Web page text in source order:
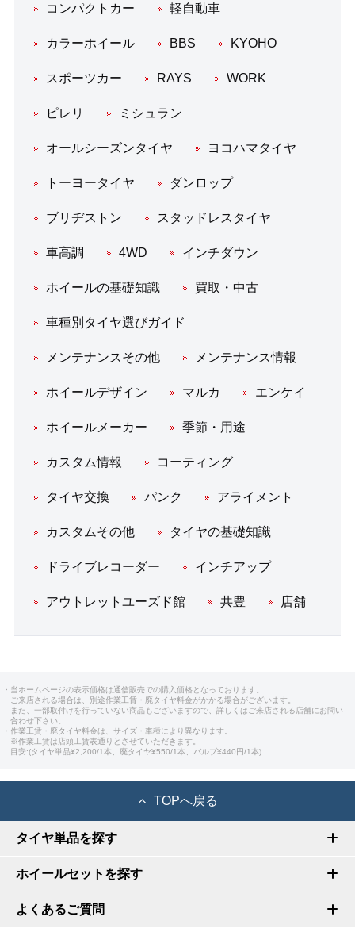
コンパクトカー 軽自動車
カラーホイール BBS KYOHO
スポーツカー RAYS WORK
ピレリ ミシュラン
オールシーズンタイヤ ヨコハマタイヤ
トーヨータイヤ ダンロップ
ブリヂストン スタッドレスタイヤ
車高調 4WD インチダウン
ホイールの基礎知識 買取・中古
車種別タイヤ選びガイド
メンテナンスその他 メンテナンス情報
ホイールデザイン マルカ エンケイ
ホイールメーカー 季節・用途
カスタム情報 コーティング
タイヤ交換 パンク アライメント
カスタムその他 タイヤの基礎知識
ドライブレコーダー インチアップ
アウトレットユーズド館 共豊 店舗
・当ホームページの表示価格は通信販売での購入価格となっております。
ご来店される場合は、別途作業工賃・廃タイヤ料金がかかる場合がございます。
また、一部取付けを行っていない商品もございますので、詳しくはご来店される店舗にお問い
合わせ下さい。
・作業工賃・廃タイヤ料金は、サイズ・車種により異なります。
※作業工賃は店頭工賃表通りとさせていただきます。
目安:(タイヤ単品¥2,200/1本、廃タイヤ¥550/1本、バルブ¥440円/1本)
TOPへ戻る
タイヤ単品を探す
ホイールセットを探す
よくあるご質問